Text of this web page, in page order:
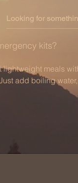
kits?
lightweight meals
add boiling